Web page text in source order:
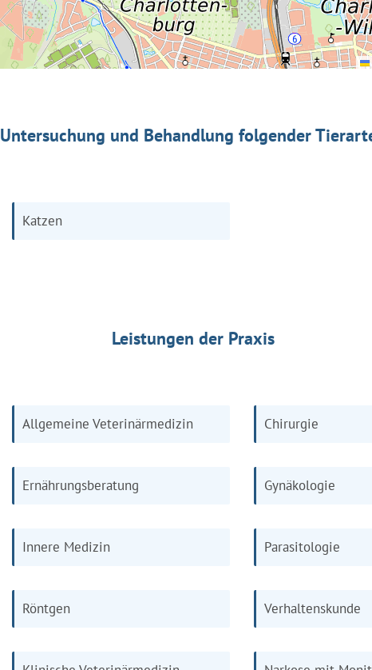
Untersuchung und Behandlung folgender
Katzen
Leistungen der Praxis
Allgemeine Veterinärmedizin Chirurgie
Ernährungsberatung Gynäkologie
Innere Medizin Parasitologie
Röntgen Verhaltenskunde